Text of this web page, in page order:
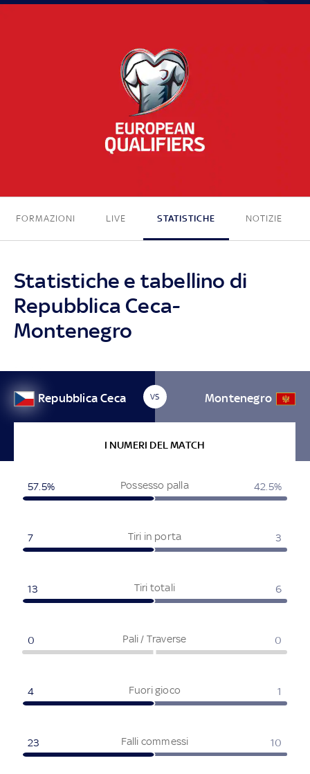
FORMAZIONI LIVE STATISTICHE NOTIZIE
Statistiche e tabellino di
Repubblica Ceca-
Montenegro
Repubblica Ceca VS Montenegro
I NUMERI DEL MATCH
Possesso palla
57.5% 42.5%
Tiri in porta
7 3
Tiri totali
13 6
Pali / Traverse
0 0
Fuori gioco
4 1
Falli commessi
23 10